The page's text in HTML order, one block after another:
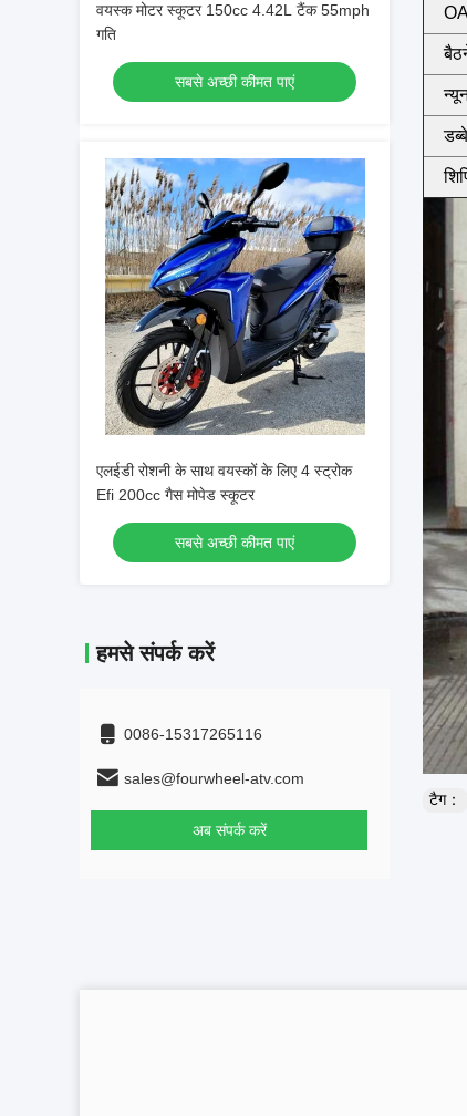
वयस्क मोटर स्कूटर 150cc 4.42L टैंक 55mph
गति
सबसे अच्छी कीमत पाएं
एलईडी रोशनी के साथ वयस्कों के लिए 4 स्ट्रोक
Efi 200cc गैस मोपेड स्कूटर
सबसे अच्छी कीमत पाएं
हमसे संपर्क करें
0086-15317265116
sales@fourwheel-atv.com
अब संपर्क करें
टैग：